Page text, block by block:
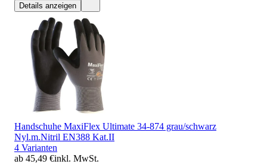
Details anzeigen
Handschuhe MaxiFlex Ultimate 34-874 grau/schwarz
Nyl.m.Nitril EN388 Kat.II
4 Varianten
ab 45,49 €inkl. MwSt.